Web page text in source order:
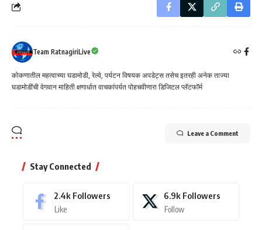
Team RatnagiriLive
कोकणातील महत्वाच्या घडामोडी, रेल्वे, पर्यटन विषयक अपडेट्स तसेच इतरही अनेक ताज्या
घडामोडींची वेगवान माहिती क्षणार्धात वाचकांपर्यत पोहचवीणारा डिजिटल प्लॅटफॉर्म
Leave a Comment
Stay Connected
2.4k Followers
Like
6.9k Followers
Follow